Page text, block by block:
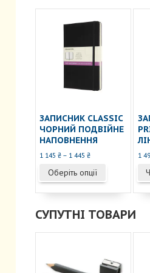
ЗАПИСНИК CLASSIC
ЧОРНИЙ ПОДВІЙНЕ
НАПОВНЕННЯ
1 145₴ – 1 445₴Діапазон
від
1
1
Оберіть опції
має
варіантів.
Параметри
на
1
СУПУТНІ ТОВАРИ